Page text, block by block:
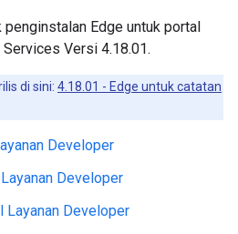
Edge untuk portal
Versi 4.18.01.
di sini: 4.18.01 - Edge untuk catatan
Developer
Developer
Layanan Developer